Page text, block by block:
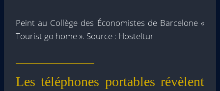
Peint au Collège des Économistes de Barcelone «
Tourist go home ». Source : Hosteltur
Les téléphones portables révèlent